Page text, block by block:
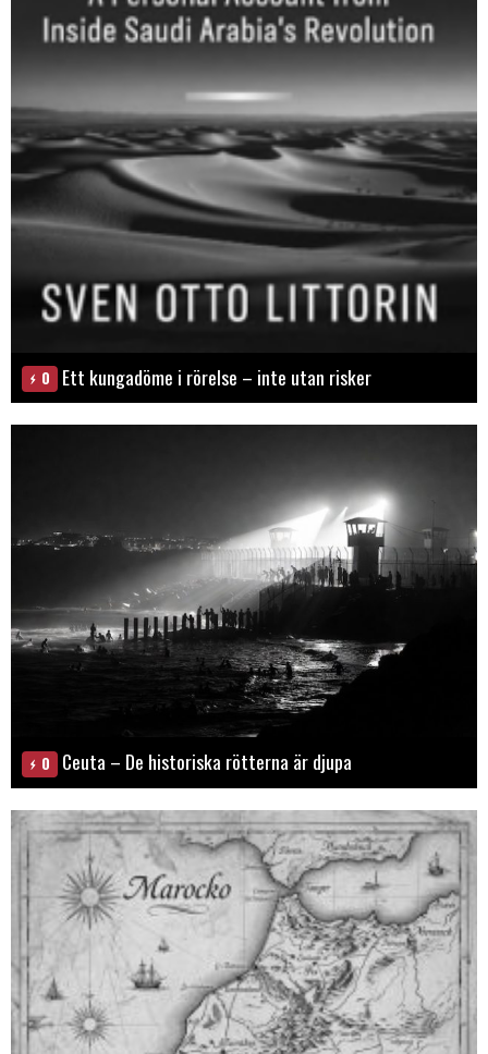
0 Ett kungadöme i rörelse – inte utan risker
0 Ceuta – De historiska rötterna är djupa